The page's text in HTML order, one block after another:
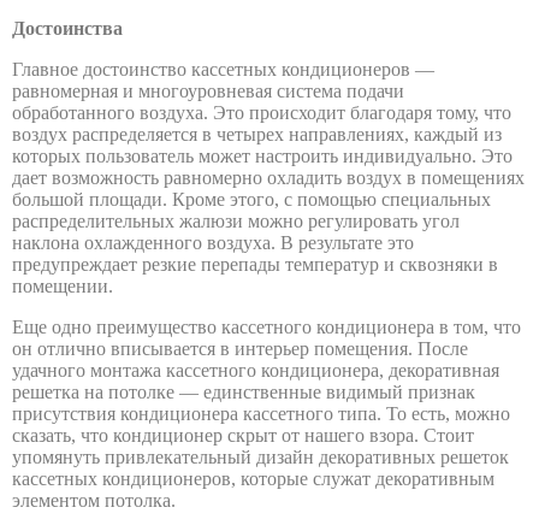
Достоинства
Главное достоинство кассетных кондиционеров —
равномерная и многоуровневая система подачи
обработанного воздуха. Это происходит благодаря тому, что
воздух распределяется в четырех направлениях, каждый из
которых пользователь может настроить индивидуально. Это
дает возможность равномерно охладить воздух в помещениях
большой площади. Кроме этого, с помощью специальных
распределительных жалюзи можно регулировать угол
наклона охлажденного воздуха. В результате это
предупреждает резкие перепады температур и сквозняки в
помещении.
Еще одно преимущество кассетного кондиционера в том, что
он отлично вписывается в интерьер помещения. После
удачного монтажа кассетного кондиционера, декоративная
решетка на потолке — единственные видимый признак
присутствия кондиционера кассетного типа. То есть, можно
сказать, что кондиционер скрыт от нашего взора. Стоит
упомянуть привлекательный дизайн декоративных решеток
кассетных кондиционеров, которые служат декоративным
элементом потолка.
•
•
•
SRK35ZSX-W
•
•
•
•
•
•